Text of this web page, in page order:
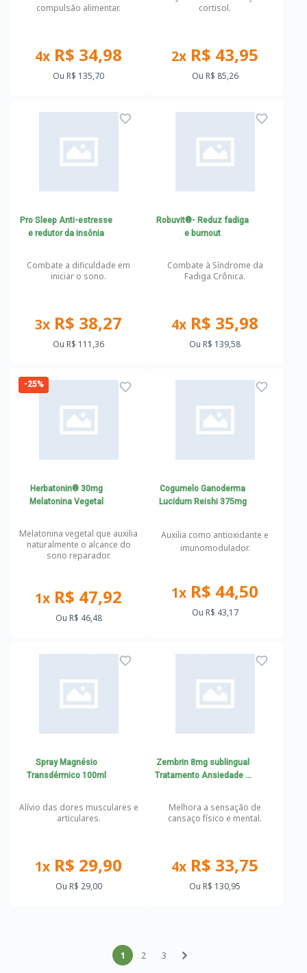
compulsão alimentar.
4x R$ 34,98
Ou R$ 135,70
cortisol.
2x R$ 43,95
Ou R$ 85,26
Pro Sleep Anti-estresse
e redutor da insônia
Combate a dificuldade em
iniciar o sono.
3x R$ 38,27
Ou R$ 111,36
Robuvit®- Reduz fadiga
e burnout
Combate à Síndrome da
Fadiga Crônica.
4x R$ 35,98
Ou R$ 139,58
-25%
Herbatonin® 30mg
Melatonina Vegetal
Melatonina vegetal que auxilia
naturalmente o alcance do
sono reparador.
1x R$ 47,92
Ou R$ 46,48
Cogumelo Ganoderma
Lucidum Reishi 375mg
Auxilia como antioxidante e
imunomodulador.
1x R$ 44,50
Ou R$ 43,17
Spray Magnésio
Transdérmico 100ml
Alívio das dores musculares e
articulares.
1x R$ 29,90
Ou R$ 29,00
Zembrin 8mg sublingual
Tratamento Ansiedade e
Alimentar, Síndrome pré-
menstrual
Melhora a sensação de
cansaço físico e mental.
4x R$ 33,75
Ou R$ 130,95
1 2 3